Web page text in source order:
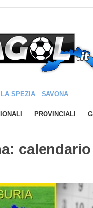
LA SPEZIA SAVONA
PROVINCIALI